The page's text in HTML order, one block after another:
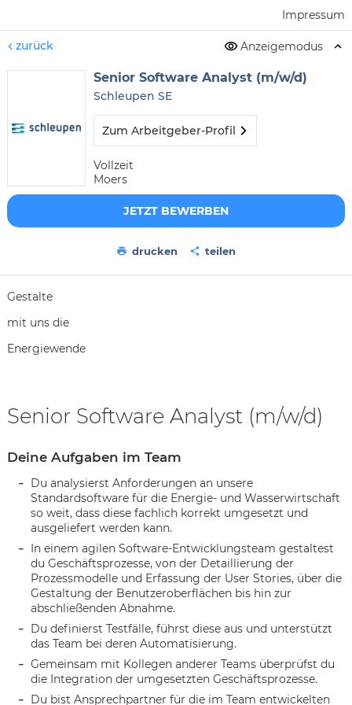
Impressum
zurück Anzeigemodus
Senior Software Analyst (m/w/d)
Schleupen SE
Zum Arbeitgeber-Profil
Vollzeit
Moers
JETZT BEWERBEN
drucken teilen
Gestalte
mit uns die
Energiewende
Senior Software Analyst (m/w/d)
Deine Aufgaben im Team
Du analysierst Anforderungen an unsere
Standardsoftware für die Energie- und Wasserwirtschaft
so weit, dass diese fachlich korrekt umgesetzt und
ausgeliefert werden kann.
In einem agilen Software-Entwicklungsteam gestaltest
du Geschäftsprozesse, von der Detaillierung der
Prozessmodelle und Erfassung der User Stories, über die
Gestaltung der Benutzeroberflächen bis hin zur
abschließenden Abnahme.
Du definierst Testfälle, führst diese aus und unterstützt
das Team bei deren Automatisierung.
Gemeinsam mit Kollegen anderer Teams überprüfst du
die Integration der umgesetzten Geschäftsprozesse.
Du bist Ansprechpartner für die im Team entwickelten
Karte anzeigen